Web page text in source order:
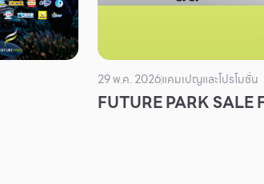
29 พ.ค. 2026แคมเปญและโปรโมชั่น
FUTURE PARK SALE